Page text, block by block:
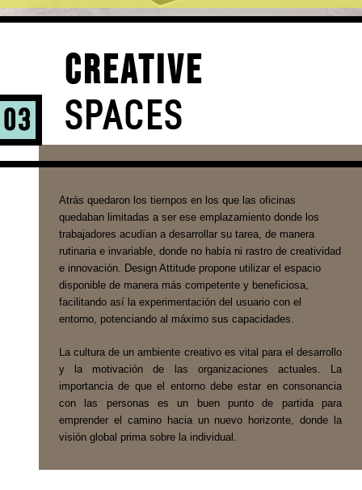
CREATIVE
SPACES
Atrás quedaron los tiempos en los que las oficinas
quedaban limitadas a ser ese emplazamiento donde los
trabajadores acudían a desarrollar su tarea, de manera
rutinaria e invariable, donde no había ni rastro de creatividad
e innovación. Design Attitude propone utilizar el espacio
disponible de manera más competente y beneficiosa,
facilitando así la experimentación del usuario con el
entorno, potenciando al máximo sus capacidades.
La cultura de un ambiente creativo es vital para el desarrollo
y la motivación de las organizaciones actuales. La
importancia de que el entorno debe estar en consonancia
con las personas es un buen punto de partida para
emprender el camino hacia un nuevo horizonte, donde la
visión global prima sobre la individual.
03